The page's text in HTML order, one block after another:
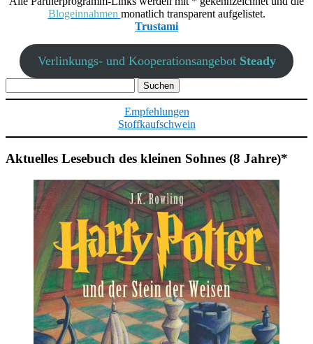
Blogeinnahmen monatlich transparent aufgelistet.
Trustami
Verlinkungs- und Kooperationsangebot Steady
nach:
Empfehlungen
Stoffkaufschwein
Aktuelles Lesebuch des kleinen Sohnes (8 Jahre)*